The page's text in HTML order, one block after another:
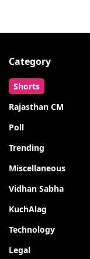
Category
Shorts
Rajasthan CM
Poll
Trending
Miscellaneous
Vidhan Sabha
KuchAlag
Technology
Legal